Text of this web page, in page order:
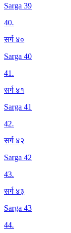
Sarga 39
40.
सर्ग ४०
Sarga 40
41.
सर्ग ४१
Sarga 41
42.
सर्ग ४२
Sarga 42
43.
सर्ग ४३
Sarga 43
44.